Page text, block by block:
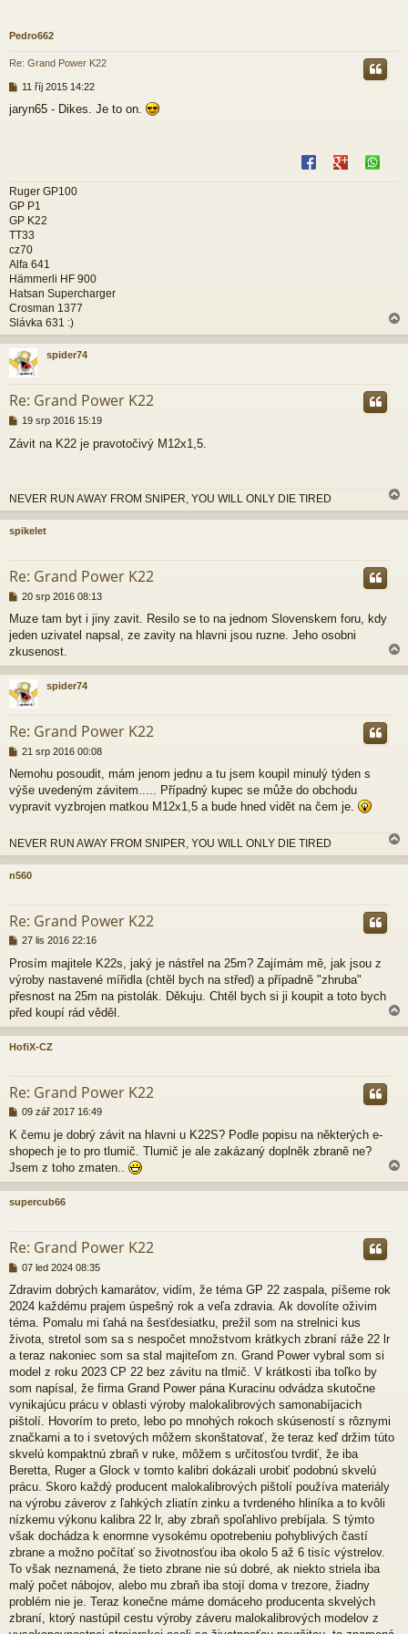
Pedro662
Re: Grand Power K22
P
í
k
11 říj 2015 14:22
jaryn65 - Dikes. Je to on.
Ruger GP100
GP P1
GP K22
TT33
cz70
Alfa 641
Hämmerli HF 900
Hatsan Supercharger
Crosman 1377
Slávka 631 :)
a
h
spider74
Re: Grand Power K22
P
í
v
k
19 srp 2016 15:19
Závit na K22 je pravotočivý M12x1,5.
NEVER RUN AWAY FROM SNIPER, YOU WILL ONLY DIE TIRED
a
h
spikelet
Re: Grand Power K22
P
í
s
p
ě
v
e
k
20 srp 2016 08:13
Muze tam byt i jiny zavit. Resilo se to na jednom Slovenskem foru, kdy
jeden uzivatel napsal, ze zavity na hlavni jsou ruzne. Jeho osobni
zkusenost.
a
h
spider74
Re: Grand Power K22
P
í
s
p
e
21 srp 2016 00:08
Nemohu posoudit, mám jenom jednu a tu jsem koupil minulý týden s
výše uvedeným závitem..... Případný kupec se může do obchodu
vypravit vyzbrojen matkou M12x1,5 a bude hned vidět na čem je.
NEVER RUN AWAY FROM SNIPER, YOU WILL ONLY DIE TIRED
a
h
n560
Re: Grand Power K22
P
í
s
p
ě
e
k
27 lis 2016 22:16
Prosím majitele K22s, jaký je nástřel na 25m? Zajímám mě, jak jsou z
výroby nastavené mířidla (chtěl bych na střed) a případně "zhruba"
přesnost na 25m na pistolák. Děkuju. Chtěl bych si ji koupit a toto bych
před koupí rád věděl.
a
h
HofiX-CZ
Re: Grand Power K22
P
s
p
ě
v
e
09 zář 2017 16:49
K čemu je dobrý závit na hlavni u K22S? Podle popisu na některých e-
shopech je to pro tlumič. Tlumič je ale zakázaný doplněk zbraně ne?
Jsem z toho zmaten..
a
h
supercub66
Re: Grand Power K22
P
í
s
p
ě
e
k
07 led 2024 08:35
Zdravim dobrých kamarátov, vidím, že téma GP 22 zaspala, píšeme rok
2024 každému prajem úspešný rok a veľa zdravia. Ak dovolíte oživim
téma. Pomalu mi ťahá na šesťdesiatku, prežil som na strelnici kus
života, stretol som sa s nespočet množstvom krátkych zbraní ráže 22 lr
a teraz nakoniec som sa stal majiteľom zn. Grand Power vybral som si
model z roku 2023 CP 22 bez závitu na tlmič. V krátkosti iba toľko by
som napísal, že firma Grand Power pána Kuracinu odvádza skutočne
vynikajúcu prácu v oblasti výroby malokalibrových samonabíjacich
pištolí. Hovorím to preto, lebo po mnohých rokoch skúseností s rôznymi
značkami a to i svetových môžem skonštatovať, že teraz keď držim túto
skvelú kompaktnú zbraň v ruke, môžem s určitosťou tvrdiť, že iba
Beretta, Ruger a Glock v tomto kalibri dokázali urobiť podobnú skvelú
prácu. Skoro každý producent malokalibrových pištolí používa materiály
na výrobu záverov z ľahkých zliatín zinku a tvrdeného hliníka a to kvôli
nízkemu výkonu kalibra 22 lr, aby zbraň spoľahlivo prebíjala. S týmto
však dochádza k enormne vysokému opotrebeniu pohyblivých častí
zbrane a možno počítať so životnosťou iba okolo 5 až 6 tisíc výstrelov.
To však neznamená, že tieto zbrane nie sú dobré, ak niekto striela iba
malý počet nábojov, alebo mu zbraň iba stojí doma v trezore, žiadny
problém nie je. Teraz konečne máme domáceho producenta skvelých
zbraní, ktorý nastúpil cestu výroby záveru malokalibrových modelov z